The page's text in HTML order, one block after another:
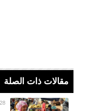
مقالات ذات الصلة
28 فبراير 2023